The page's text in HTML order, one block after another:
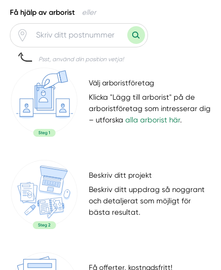
Få hjälp av arborist eller
Psst, använd din position vetja!
Välj arboristföretag
Klicka "Lägg till arborist" på de
arboristföretag som intresserar dig
– utforskaalla arborist här.
Beskriv ditt projekt
Beskriv ditt uppdrag så noggrant
och detaljerat som möjligt för
bästa resultat.
Få offerter, kostnadsfritt!